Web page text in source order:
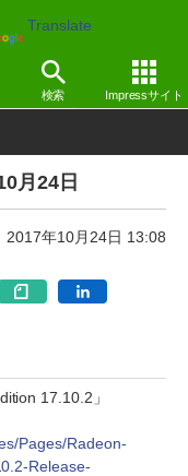
Translate
検索 Impressサイト
プデート
月24日
2017年10月24日 13:08
17.10.2」
Pages/Radeon-
Release-